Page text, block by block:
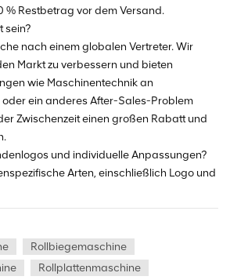
% Restbetrag vor dem Versand.
sein?
nach einem globalen Vertreter. Wir
Markt zu verbessern und bieten
wie Maschinentechnik an
oder ein anderes After-Sales-Problem
Zwischenzeit einen großen Rabatt und
und individuelle Anpassungen?
Arten, einschließlich Logo und
Rollbiegemaschine
Rollplattenmaschine